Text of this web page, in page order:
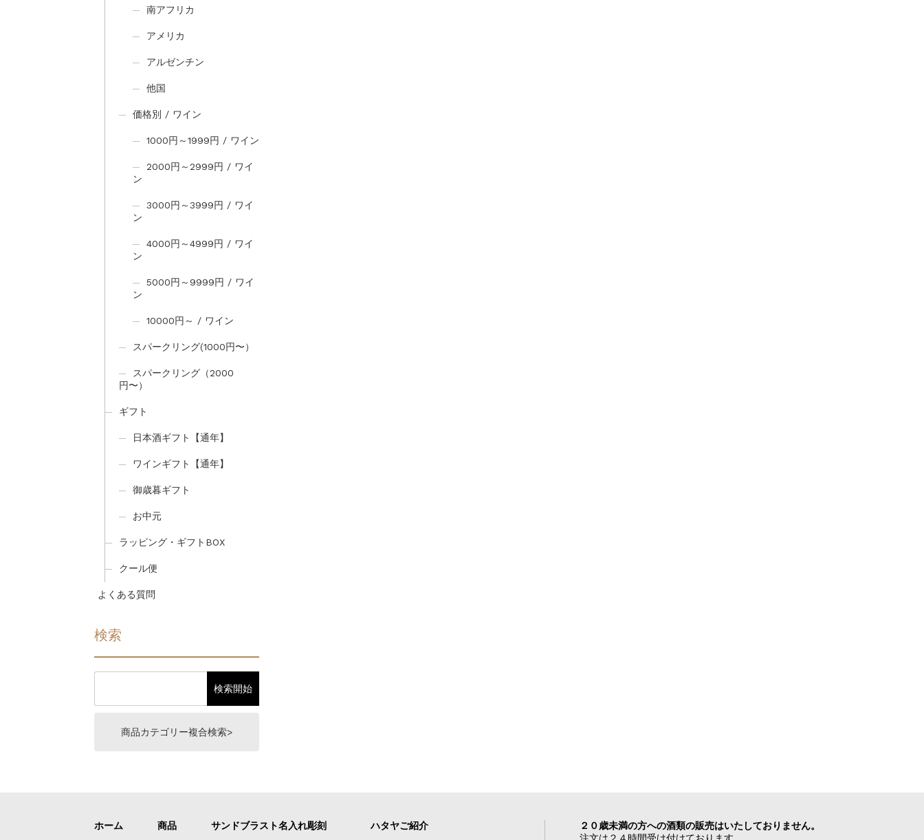
南アフリカ
アメリカ
アルゼンチン
他国
価格別 / ワイン
1000円～1999円 / ワイン
2000円～2999円 / ワイ
ン
3000円～3999円 / ワイ
ン
4000円～4999円 / ワイ
ン
5000円～9999円 / ワイ
ン
10000円～ / ワイン
スパークリング(1000円〜）
スパークリング（2000
円〜）
ギフト
日本酒ギフト【通年】
ワインギフト【通年】
御歳暮ギフト
お中元
ラッピング・ギフトBOX
クール便
よくある質問
検索
商品カテゴリー複合検索>
２０歳未満の方への酒類の販売はいたしておりません。
注文は２４時間受け付けております。
ホーム 商品 サンドブラスト名入れ彫刻 ハタヤご紹介